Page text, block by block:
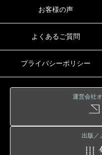
お客様の声
よくあるご質問
プライバシーポリシー
運営会社
出版／